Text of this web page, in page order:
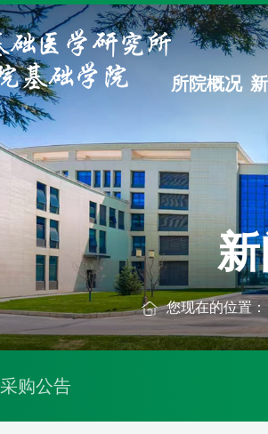
所院概况
您现在的位置：
采购公告